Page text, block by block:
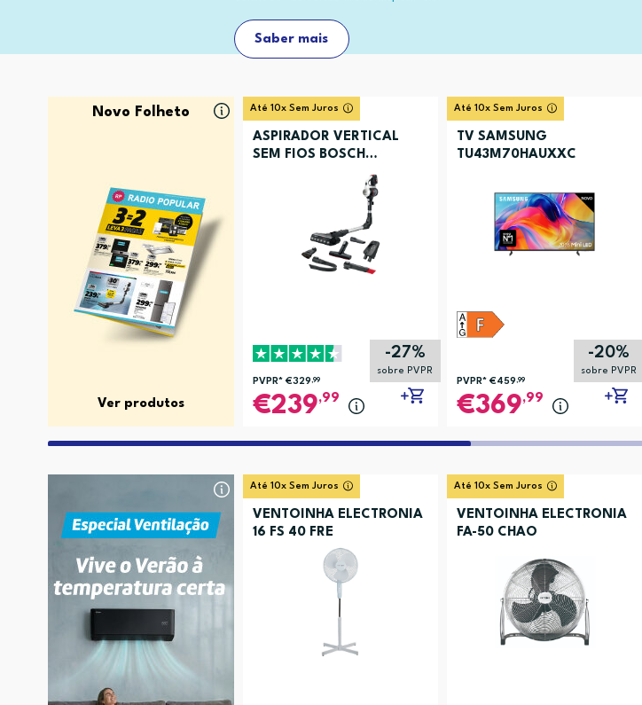
Saber mais
Novo Folheto
Ver produtos
Até 10x Sem Juros
ASPIRADOR VERTICAL
SEM FIOS BOSCH
-27%
sobre PVPR
PVPR* €329,99
239,99
Até 10x Sem Juros
TV SAMSUNG
TU43M70HAUXXC
-20%
sobre PVPR
PVPR* €459,99
369,99
Até 10x Sem Juros
VENTOINHA ELECTRONIA
16 FS 40 FRE
Até 10x Sem Juros
VENTOINHA ELECTRONIA
FA-50 CHAO